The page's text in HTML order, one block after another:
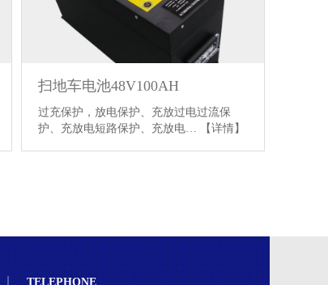
扫地车电池48V100AH
过充保护，放电保护、充放过电过流保
护、充放电短路保护、充放电…
【详情】
TELEPHONE